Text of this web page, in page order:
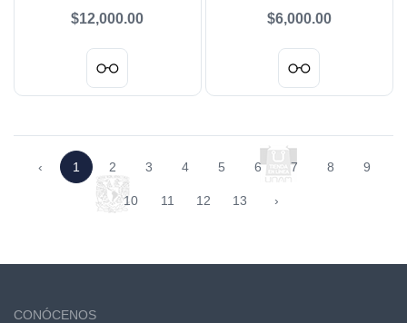
COSTO REGULAR
$12,000.00
PRIMERA DE DOS
$6,000.00
‹ 1 2 3 4 5 6 7 8 9
10 11 12 13 ›
CONÓCENOS